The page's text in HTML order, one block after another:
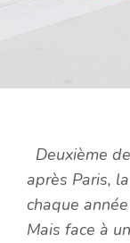
Deuxième
après Paris,
chaque
Mais face à